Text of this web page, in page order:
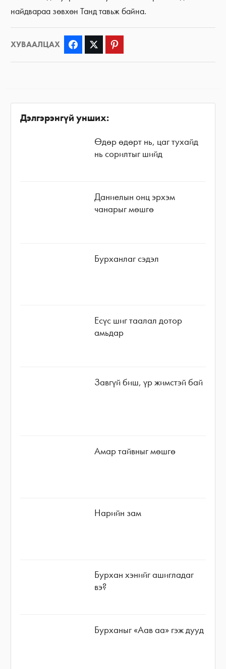
найдвараа зөвхөн Танд тавьж байна.
ХУВААЛЦАХ Facebook Twitter
Дэлгэрэнгүй унших:
Өдөр өдөрт нь, цаг тухайд
нь сорилтыг шийд
Даниелын онц эрхэм
чанарыг мөшгө
Бурханлаг сэдэл
Есүс шиг таалал дотор
амьдар
Завгүй биш, үр жимстэй бай
Амар тайвныг мөшгө
Нарийн зам
Бурхан хэнийг ашигладаг
вэ?
Бурханыг «Аав аа» гэж дууд